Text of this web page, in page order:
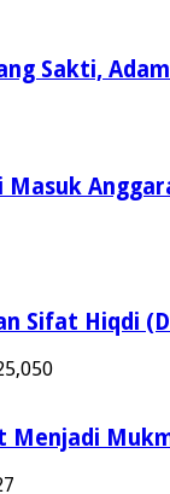
Sakti,
Masuk
Sifat Hiqdi
Menjadi